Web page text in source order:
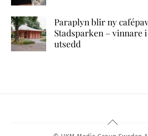
Paraplyn blir ny
Stadsparken – vinnare
utsedd
Back